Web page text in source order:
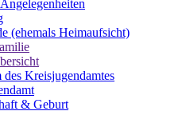
(ehemals Heimaufsicht)
Kreisjugendamtes
& Geburt